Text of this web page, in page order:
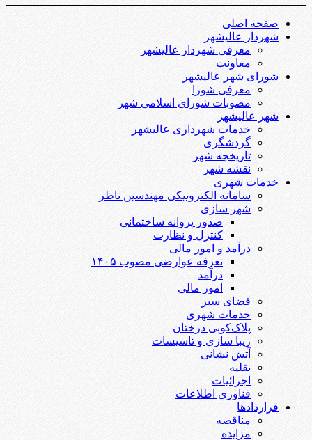
صفحه اصلی
شهردار عالیشهر
معرفی شهردار عالیشهر
معاونت
شورای شهر عالیشهر
معرفی شورا
مصوبات شورای اسلامی شهر
شهر عالیشهر
خدمات شهرداری عالیشهر
گردشگری
تاریخچه شهر
نقشه شهر
خدمات شهری
سامانه الکترونیکی مهندسین ناظر
شهر سازی
صدور پروانه ساختمانی
کنترل و نظارت
درآمد و امور مالی
تعرفه عوارضی مصوب ۱۴۰۵
درآمد
امور مالی
فضای سبز
خدمات شهری
پلاک‌کوبی درختان
زیبا سازی و تاسیسات
آتش نشانی
نقلیه
اجرائیات
فناوری اطلاعات
قراردادها
مناقصه
مزایده